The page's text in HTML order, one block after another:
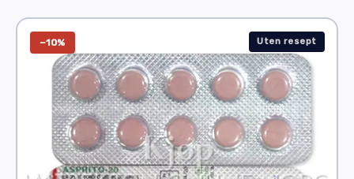
−10% Uten resept